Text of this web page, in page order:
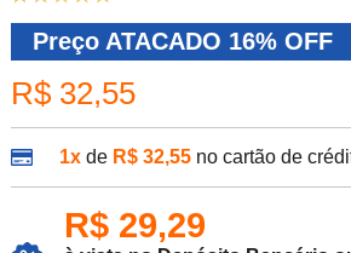
Preço ATACADO 16% OFF
R$ 32,55
1xde R$ 32,55 no cartão de
R$ 29,29